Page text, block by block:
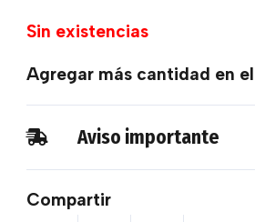
Sin existencias
Agregar más cantidad en
Aviso importante
Compartir